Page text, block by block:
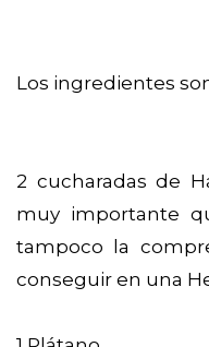
Los ingredientes
2 cucharadas de
muy importante
tampoco la
conseguir en una